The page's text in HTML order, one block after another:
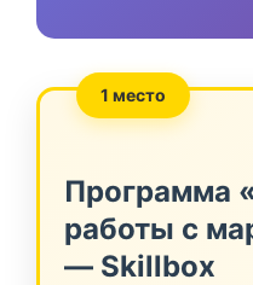
1 место
Программа
работы с
— Skillbox